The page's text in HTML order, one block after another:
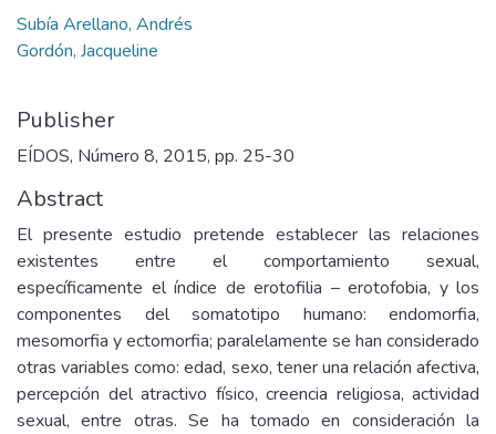
Subía Arellano, Andrés
Gordón, Jacqueline
Publisher
EÍDOS, Número 8, 2015, pp. 25-30
Abstract
El presente estudio pretende establecer las relaciones
existentes entre el comportamiento sexual,
específicamente el índice de erotofilia – erotofobia, y los
componentes del somatotipo humano: endomorfia,
mesomorfia y ectomorfia; paralelamente se han considerado
otras variables como: edad, sexo, tener una relación afectiva,
percepción del atractivo físico, creencia religiosa, actividad
sexual, entre otras. Se ha tomado en consideración la